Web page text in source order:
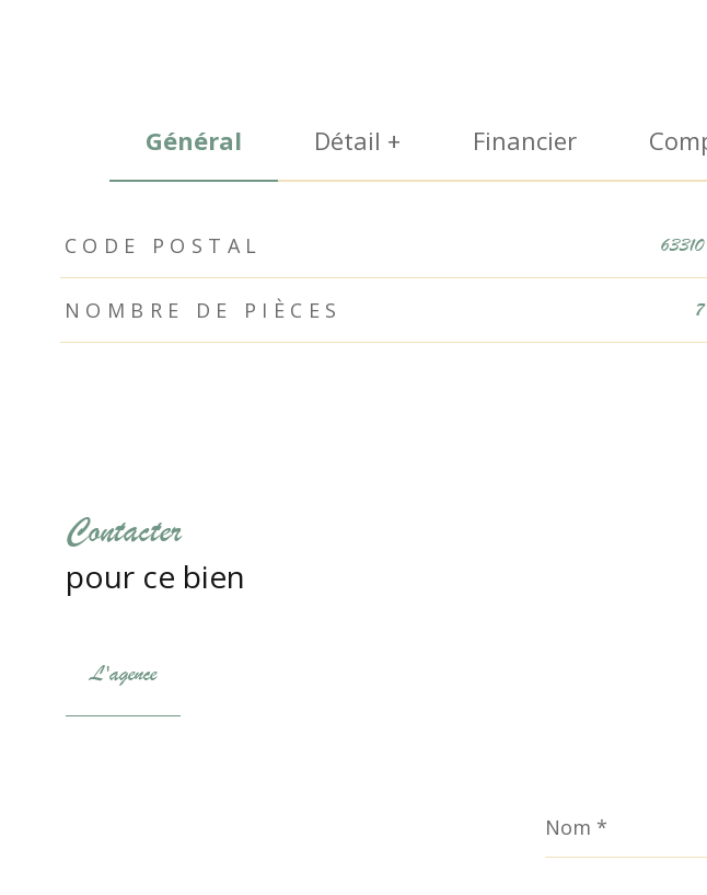
Général Détail + Financier
TRAD_ZEPHYR_Caracteristique
CODE POSTAL 63310
NOMBRE DE PIÈCES 7
Contacter
pour ce bien
L'agence
Nom
*